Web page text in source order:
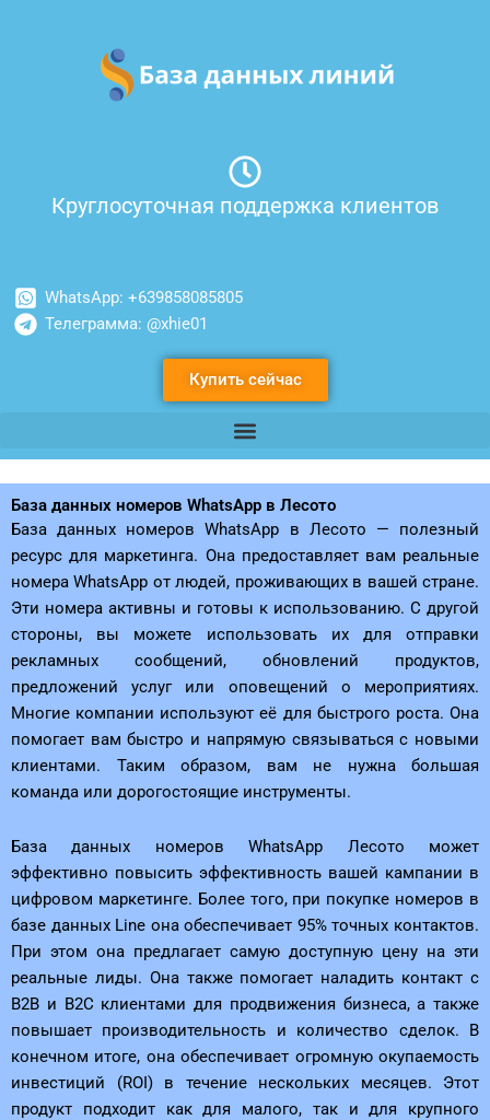
содержимому
Круглосуточная поддержка клиентов
WhatsApp: +639858085805
Телеграмма: @xhie01
Купить сейчас
База данных номеров WhatsApp в Лесото
База данных номеров WhatsApp в Лесото — полезный
ресурс для маркетинга. Она предоставляет вам реальные
номера WhatsApp от людей, проживающих в вашей стране.
Эти номера активны и готовы к использованию. С другой
стороны, вы можете использовать их для отправки
рекламных сообщений, обновлений продуктов,
предложений услуг или оповещений о мероприятиях.
Многие компании используют её для быстрого роста. Она
помогает вам быстро и напрямую связываться с новыми
клиентами. Таким образом, вам не нужна большая
команда или дорогостоящие инструменты.
База данных номеров WhatsApp Лесото может
эффективно повысить эффективность вашей кампании в
цифровом маркетинге. Более того, при покупке номеров в
базе данных Line она обеспечивает 95% точных контактов.
При этом она предлагает самую доступную цену на эти
реальные лиды. Она также помогает наладить контакт с
B2B и B2C клиентами для продвижения бизнеса, а также
повышает производительность и количество сделок. В
конечном итоге, она обеспечивает огромную окупаемость
инвестиций (ROI) в течение нескольких месяцев. Этот
продукт подходит как для малого, так и для крупного